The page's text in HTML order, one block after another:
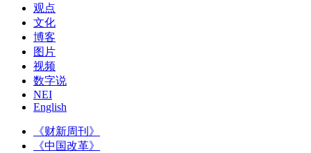
观点
文化
博客
图片
视频
数字说
NEI
English
《财新周刊》
《中国改革》